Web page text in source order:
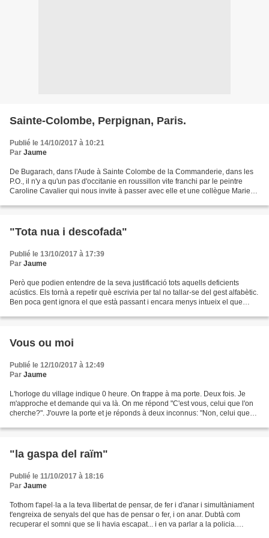
Sainte-Colombe, Perpignan, Paris.
Publié le 14/10/2017 à 10:21
Par Jaume
De Bugarach, dans l'Aude à Sainte Colombe de la Commanderie, dans les
P.O., il n'y a qu'un pas d'occitanie en roussillon vite franchi par le peintre
Caroline Cavalier qui nous invite à passer avec elle et une collègue Marie-
"Tota nua i descofada"
Publié le 13/10/2017 à 17:39
Par Jaume
Però que podien entendre de la seva justificació tots aquells deficients
acústics. Els tornà a repetir què escrivia per tal no tallar-se del gest alfabètic.
Ben poca gent ignora el que està passant i encara menys intueix el que
Vous ou moi
Publié le 12/10/2017 à 12:49
Par Jaume
L'horloge du village indique 0 heure. On frappe à ma porte. Deux fois. Je
m'approche et demande qui va là. On me répond "C'est vous, celui que l'on
cherche?". J'ouvre la porte et je réponds à deux inconnus: "Non, celui que
"la gaspa del raïm"
Publié le 11/10/2017 à 18:16
Par Jaume
Tothom t'apel·la a la teva llibertat de pensar, de fer i d'anar i simultàniament
t'engreixa de senyals del que has de pensar o fer, i on anar. Dubtà com
recuperar el somni que se li havia escapat... i en va parlar a la policia.